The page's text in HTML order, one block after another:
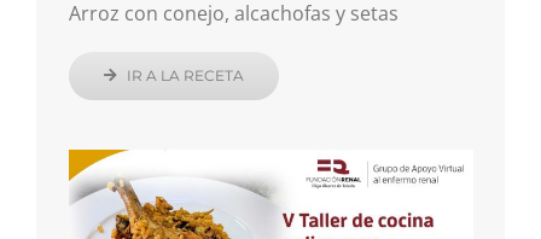
Arroz con conejo, alcachofas y setas
IR A LA RECETA